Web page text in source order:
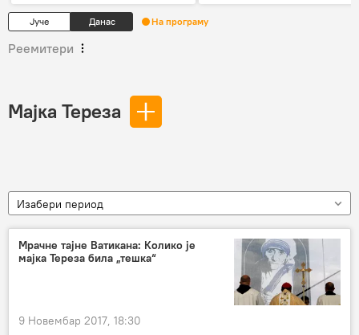
Јуче Данас На програму
Реемитери
Мајка Тереза
Изабери период
Мрачне тајне Ватикана: Колико је
мајка Тереза била „тешка“
9 Новембар 2017, 18:30